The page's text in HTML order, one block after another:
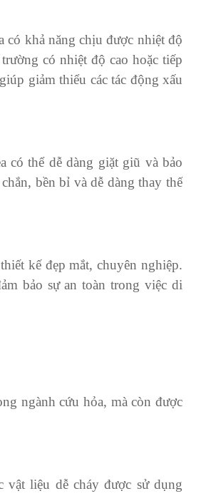
có khả năng chịu được nhiệt độ
có nhiệt độ cao hoặc tiếp
giảm thiểu các tác động xấu
có thể dễ dàng giặt giũ và bảo
bền bỉ và dễ dàng thay thế
kế đẹp mắt, chuyên nghiệp.
bảo sự an toàn trong việc di
ngành cứu hỏa, mà còn được
liệu dễ cháy được sử dụng